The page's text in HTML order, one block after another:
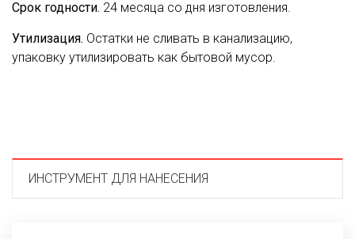
Срок годности. 24 месяца со дня изготовления.
Утилизация. Остатки не сливать в канализацию,
упаковку утилизировать как бытовой мусор.
ИНСТРУМЕНТ ДЛЯ НАНЕСЕНИЯ